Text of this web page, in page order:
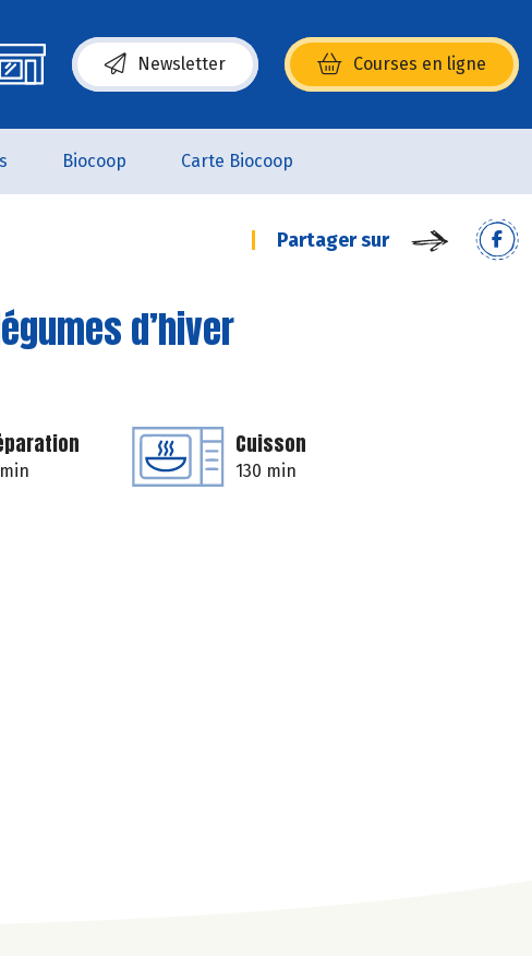
Newsletter Courses en ligne
(s’ouvre dans une nouvelle fenêtre)
Biocoop Carte Biocoop
Partager sur
d’hiver
Cuisson
130 min